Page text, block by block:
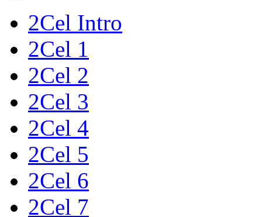
2Cel Intro
2Cel 1
2Cel 2
2Cel 3
2Cel 4
2Cel 5
2Cel 6
2Cel 7